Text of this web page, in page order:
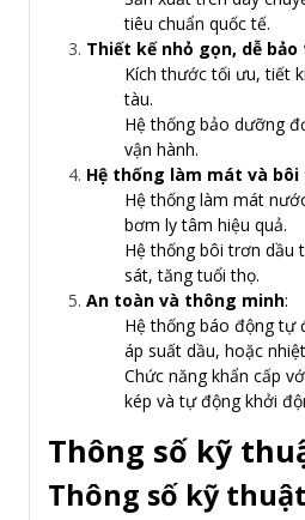
tiêu chuẩn quốc tế.
Thiết kế nhỏ gọn, dễ
Kích thước tối ưu, tiết
tàu.
Hệ thống bảo dưỡng
vận hành.
Hệ thống làm mát và
Hệ thống làm mát
bơm ly tâm hiệu quả.
Hệ thống bôi trơn dầu
sát, tăng tuổi thọ.
An toàn và thông minh:
Hệ thống báo động tự
áp suất dầu, hoặc
Chức năng khẩn cấp
kép và tự động khởi
Thông số kỹ
Thông số kỹ